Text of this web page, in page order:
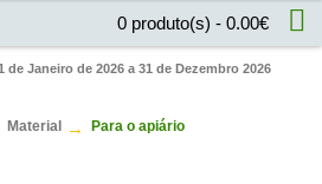
0 produto(s) - 0.00€
Janeiro de 2026 a 31 de Dezembro 2026
Material Para o apiário